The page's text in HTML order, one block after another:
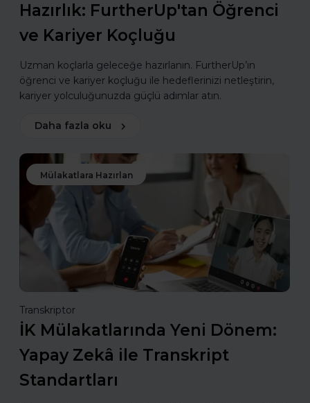
Hazırlık: FurtherUp'tan Öğrenci
ve Kariyer Koçluğu
Uzman koçlarla geleceğe hazırlanın. FurtherUp’ın
öğrenci ve kariyer koçluğu ile hedeflerinizi netleştirin,
kariyer yolculuğunuzda güçlü adımlar atın.
Daha fazla oku
Mülakatlara Hazırlan
Transkriptor
İK Mülakatlarında Yeni Dönem:
Yapay Zekâ ile Transkript
Standartları